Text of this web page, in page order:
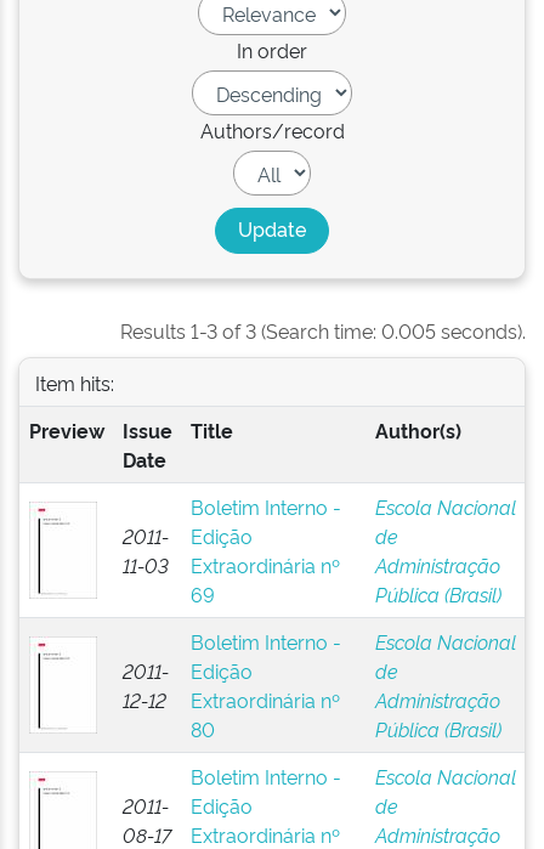
In order
Authors/record
Results 1-3 of 3 (Search time: 0.005 seconds).
Item hits:
Preview
Issue
Date
Title Author(s)
2011-
11-03
Boletim Interno -
Edição
Extraordinária nº
69
Escola Nacional
de
Administração
Pública (Brasil)
2011-
12-12
Boletim Interno -
Edição
Extraordinária nº
80
Escola Nacional
de
Administração
Pública (Brasil)
2011-
08-17
Boletim Interno -
Edição
Extraordinária nº
Escola Nacional
de
Administração